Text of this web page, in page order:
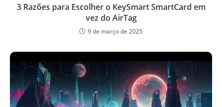
3 Razões para Escolher o KeySmart SmartCard em
vez do AirTag
9 de março de 2025